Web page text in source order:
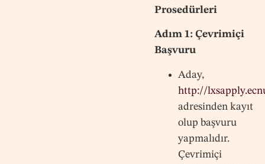
Prosedürleri
Adım 1: Çevrimiçi
Başvuru
Aday,
http://
adresinden kayıt
olup başvuru
yapmalıdır.
Çevrimiçi